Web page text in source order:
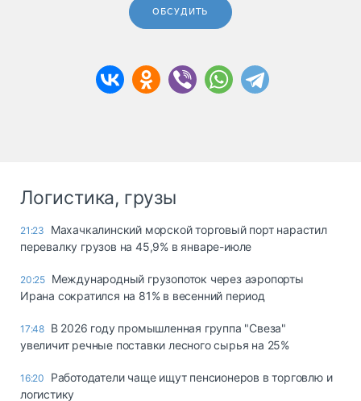
ОБСУДИТЬ
Логистика, грузы
21:23
Махачкалинский морской торговый порт нарастил
перевалку грузов на 45,9% в январе-июле
20:25 Международный грузопоток через аэропорты
Ирана сократился на 81% в весенний период
17:48 В 2026 году промышленная группа "Свеза"
увеличит речные поставки лесного сырья на 25%
16:20
Работодатели чаще ищут пенсионеров в торговлю и
логистику